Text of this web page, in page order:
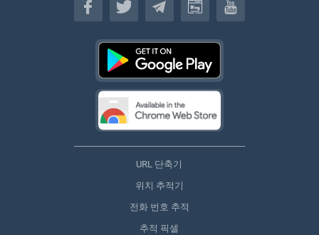
URL 단축기
위치 추적기
전화 번호 추적
추적 픽셀